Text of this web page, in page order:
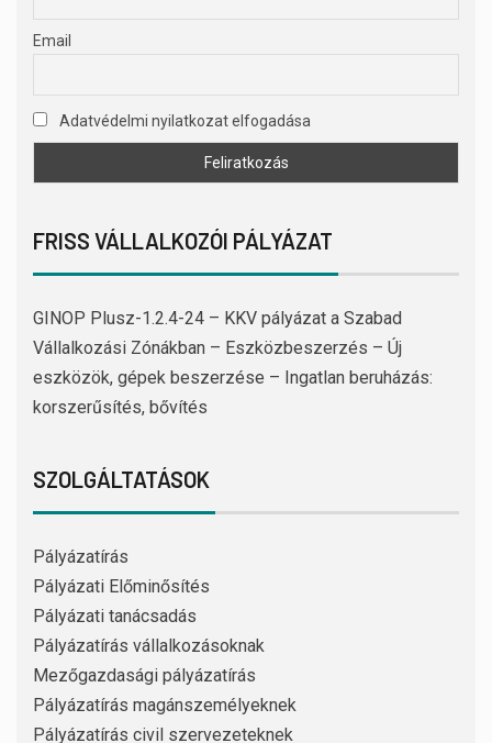
Email
Adatvédelmi nyilatkozat elfogadása
FRISS VÁLLALKOZÓI PÁLYÁZAT
GINOP Plusz-1.2.4-24 – KKV pályázat a Szabad
Vállalkozási Zónákban – Eszközbeszerzés – Új
eszközök, gépek beszerzése – Ingatlan beruházás:
korszerűsítés, bővítés
SZOLGÁLTATÁSOK
Pályázatírás
Pályázati Előminősítés
Pályázati tanácsadás
Pályázatírás vállalkozásoknak
Mezőgazdasági pályázatírás
Pályázatírás magánszemélyeknek
Pályázatírás civil szervezeteknek